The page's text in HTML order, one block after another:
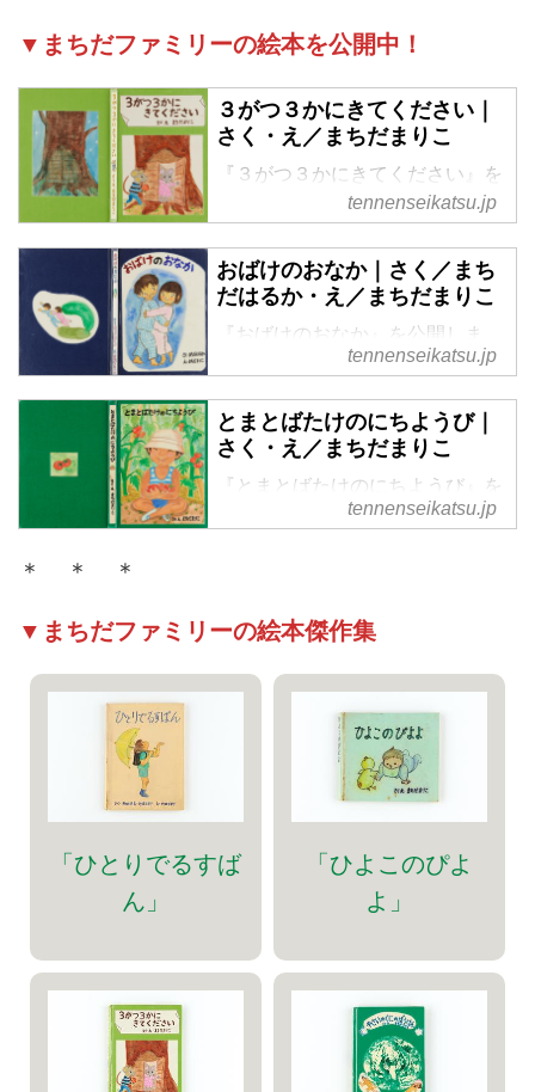
▼まちだファミリーの絵本を公開中！
３がつ３かにきてください｜
さく・え／まちだまりこ
『３がつ３かにきてください』を
公開します。母・万里子さんの心
にふと浮かんだひな祭りのシーン
を描きたくて生まれた絵本。かわ
いい世界観に引き込まれます。
tennenseikatsu.jp
おばけのおなか｜さく／まち
だはるか・え／まちだまりこ
『おばけのおなか』を公開しま
す。町田家で実際にあったストー
っとした怖いもの見たさがうまく
現れています。おばけのおなかの
tennenseikatsu.jp
とまとばたけのにちようび｜
さく・え／まちだまりこ
『とまとばたけのにちようび』を
公開します。子どもに土いじりを
tennenseikatsu.jp
＊ ＊ ＊
▼まちだファミリーの絵本傑作集
「ひとりでるすば
ん」
「ひよこのぴよ
よ」